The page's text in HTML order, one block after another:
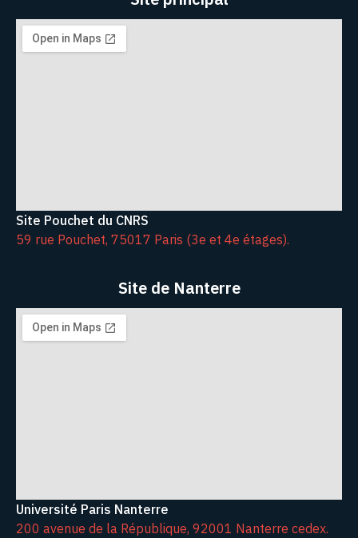
Site Pouchet du CNRS
59 rue Pouchet, 75017 Paris (3e et 4e étages).
Site de Nanterre
Université Paris Nanterre
200 avenue de la République, 92001 Nanterre cedex.